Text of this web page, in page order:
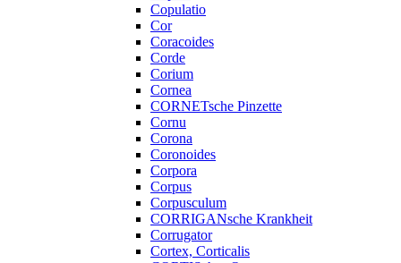
Copulatio
Cor
Coracoides
Corde
Corium
Cornea
CORNETsche Pinzette
Cornu
Corona
Coronoides
Corpora
Corpus
Corpusculum
CORRIGANsche Krankheit
Corrugator
Cortex, Corticalis